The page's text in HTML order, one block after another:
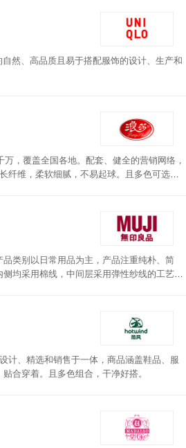
然、高品质且易于搭配服饰的设计、生产和
，覆盖全国各地。配套、健全的营销网络，
纤维，柔软细腻，不易起球。且多色可选，
类别以日常用品为主，产品注重纯朴、简
均采用棉线，中间层采用弹性纱线的工艺，
计、精选和销售于一体，商品涵盖鞋品、服
合穿着。且多色组合，干净好搭。